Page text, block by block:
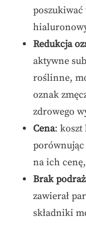
Redukcja
aktywne
roślinne,
oznak
zdrowego
Cena: koszt
porównując
na ich
Brak
zawierał
składniki